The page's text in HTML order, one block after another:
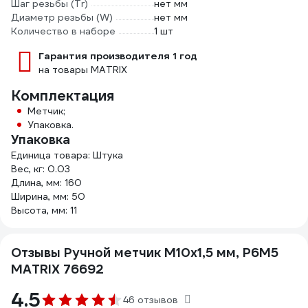
Шаг резьбы (Tr)
нет мм
Диаметр резьбы (W)
нет мм
Количество в наборе
1 шт
Гарантия производителя 1 год
на товары MATRIX
Комплектация
Метчик;
Упаковка.
Упаковка
Единица товара: Штука
Вес, кг: 0.03
Длина, мм: 160
Ширина, мм: 50
Высота, мм: 11
Отзывы Ручной метчик М10x1,5 мм, Р6М5
MATRIX 76692
4.5 46 отзывов